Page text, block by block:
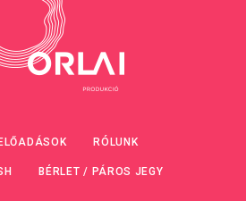
RÓLUNK
BÉRLET / PÁROS JEGY